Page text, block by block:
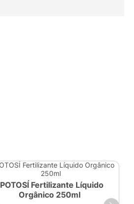
POTOSÍ Fertilizante Líquido
Orgânico 250ml